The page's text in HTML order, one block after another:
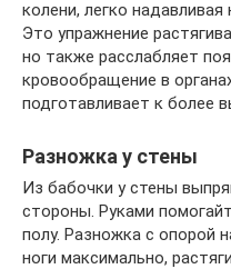
колени, легко
Это упражнение
но также расслабляет
кровообращение в
подготавливает к более
Разножка у стены
Из бабочки у стены
стороны. Руками
полу. Разножка с опорой
ноги максимально,